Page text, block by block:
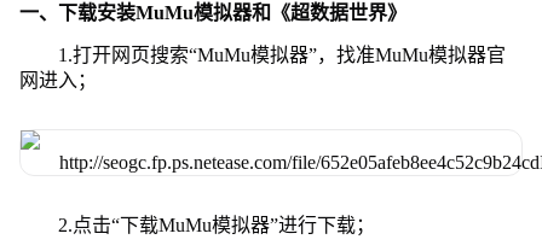
一、下载安装MuMu模拟器和《超数据世界》
1.打开网页搜索“MuMu模拟器”，找准MuMu模拟器官
网进入；
2.点击“下载MuMu模拟器”进行下载；